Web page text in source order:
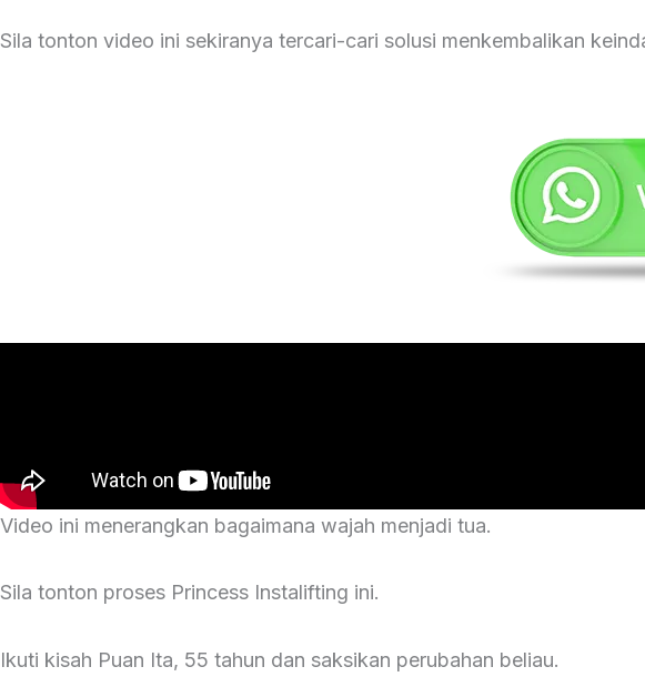
Sila tonton video ini sekiranya tercari-cari solusi menkembalikan
Video ini menerangkan bagaimana wajah menjadi tua.
Sila tonton proses Princess Instalifting ini.
Ikuti kisah Puan Ita, 55 tahun dan saksikan perubahan beliau.